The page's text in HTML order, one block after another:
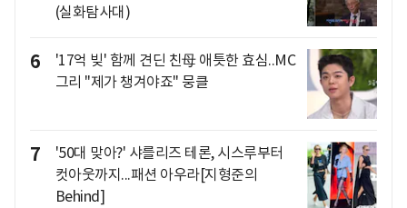
(실화탐사대)
6
'17억 빚' 함께 견딘 친母 애틋한 효심..MC
그리 "제가 챙겨야죠" 뭉클
7
'50대 맞아?' 샤를리즈 테론, 시스루부터
컷아웃까지...패션 아우라[지형준의
Behind]